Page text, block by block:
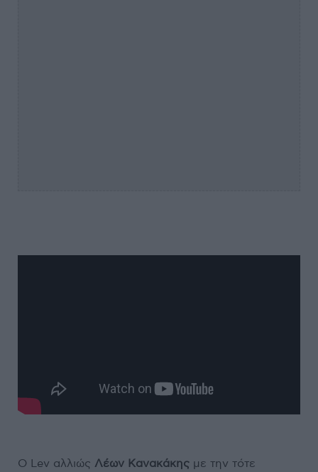
Ο Lev αλλιώς Λέων Κανακάκης με την τότε